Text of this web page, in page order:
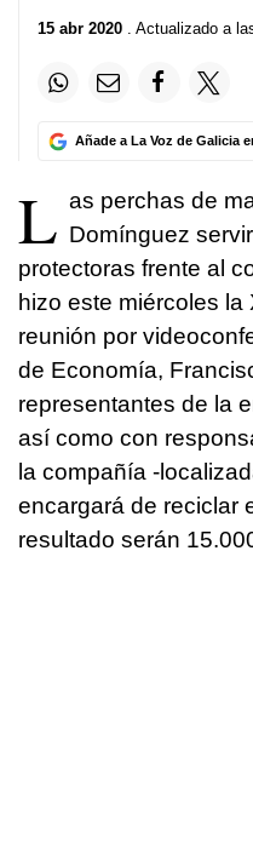
15 abr 2020 . Actualizado a
Añade a La Voz de Galicia
L as perchas de
Domínguez
protectoras frente al
hizo este miércoles
reunión por
de Economía,
representantes de la
así como con
la compañía -
encargará de reciclar
resultado serán